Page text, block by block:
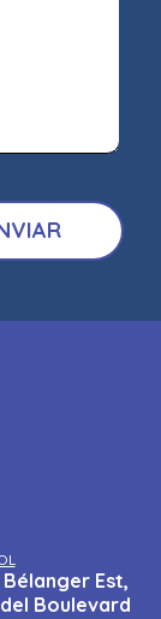
Bélanger Est,
Boulevard